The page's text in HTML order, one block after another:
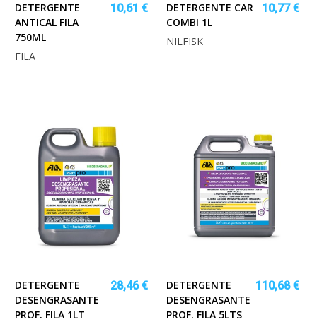
DETERGENTE
ANTICAL FILA
750ML
10,61 €
FILA
DETERGENTE CAR
COMBI 1L
10,77 €
NILFISK
DETERGENTE
DESENGRASANTE
PROF. FILA 1LT
28,46 €
DETERGENTE
DESENGRASANTE
PROF. FILA 5LTS
110,68 €